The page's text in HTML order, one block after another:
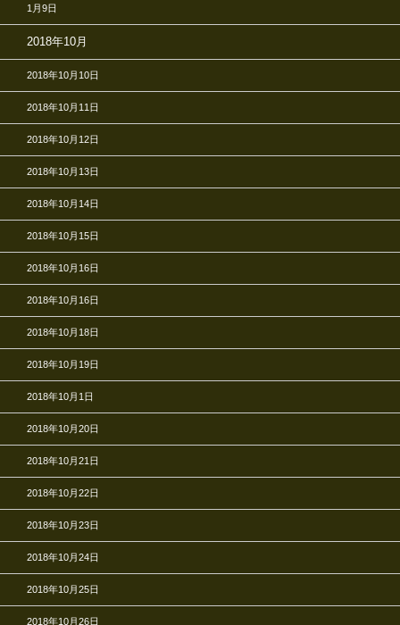
1月9日
2018年10月
2018年10月10日
2018年10月11日
2018年10月12日
2018年10月13日
2018年10月14日
2018年10月15日
2018年10月16日
2018年10月16日
2018年10月18日
2018年10月19日
2018年10月1日
2018年10月20日
2018年10月21日
2018年10月22日
2018年10月23日
2018年10月24日
2018年10月25日
2018年10月26日